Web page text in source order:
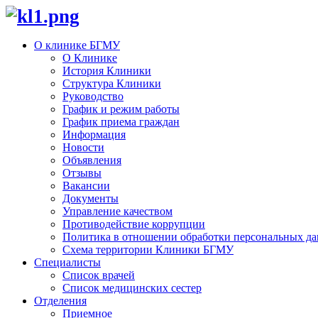
О клинике БГМУ
О Клинике
История Клиники
Структура Клиники
Руководство
График и режим работы
График приема граждан
Информация
Новости
Объявления
Отзывы
Вакансии
Документы
Управление качеством
Противодействие коррупции
Политика в отношении обработки персональных
Схема территории Клиники БГМУ
Специалисты
Список врачей
Список медицинских сестер
Отделения
Приемное